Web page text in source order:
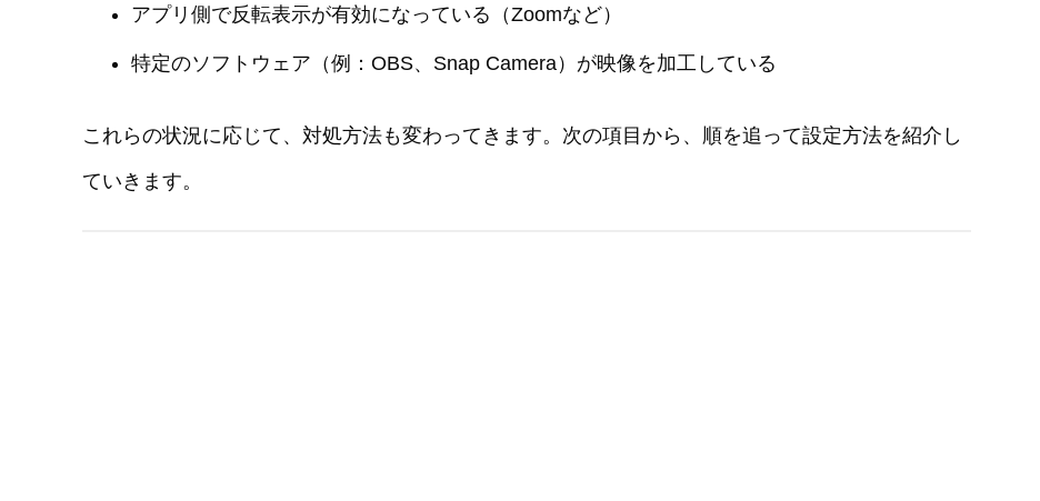
アプリ側で反転表示が有効になっている（Zoomなど）
特定のソフトウェア（例：OBS、Snap Camera）が映像を加工している
これらの状況に応じて、対処方法も変わってきます。次の項目から、順を追って設定方法を紹介し
ていきます。